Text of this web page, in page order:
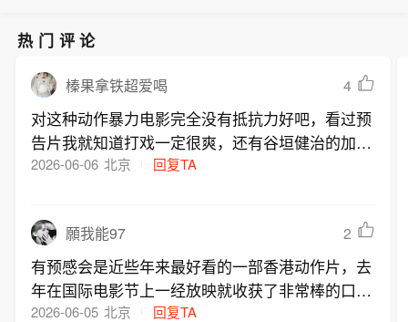
热门评论
榛果拿铁超爱喝 4
对这种动作暴力电影完全没有抵抗力好吧，看过预
告片我就知道打戏一定很爽，还有谷垣健治的加
持，瞬间头皮发麻。不敢想象动作戏会有多精彩。
东北系列警察故事和目中无人我都一直在看，
2026-06-06 北京 回复TA
願我能97 2
有预感会是近些年来最好看的一部香港动作片，去
年在国际电影节上一经放映就收获了非常棒的口碑
和讨论，大家都在说好久没看到过这种真实且硬核
2026-06-05 北京 回复TA